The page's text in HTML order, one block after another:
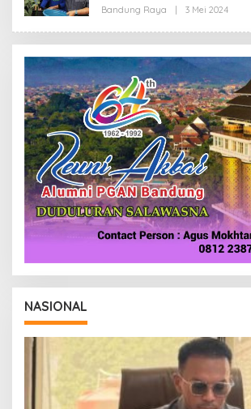
Bandung Raya 3 Mei 2024
E
H
R
D
A
K
I
NASIONAL